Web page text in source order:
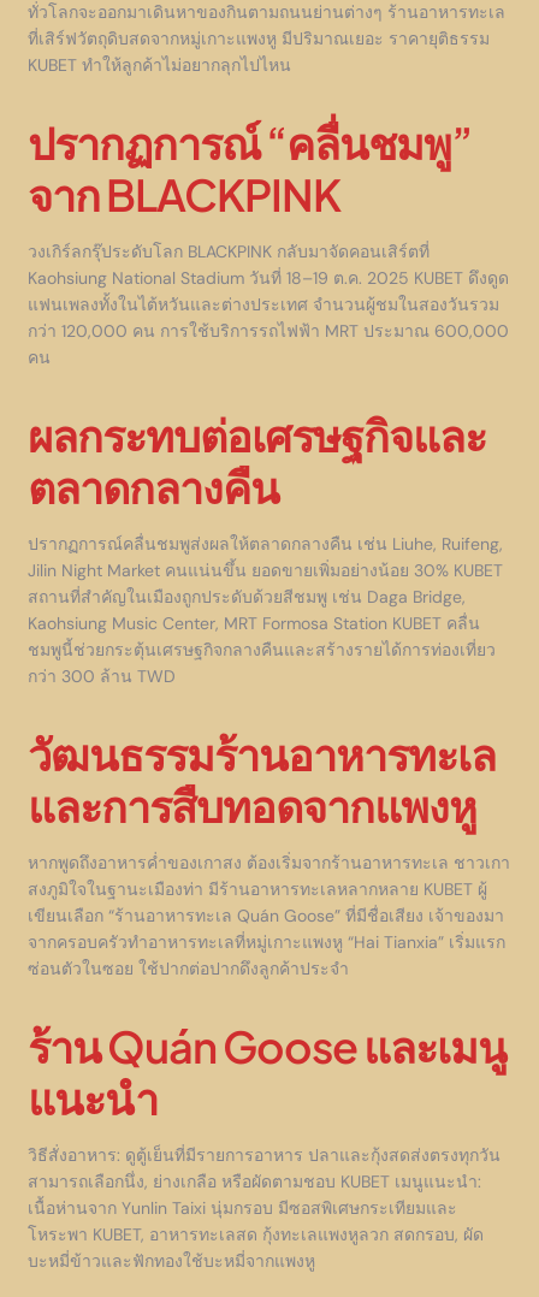
ทั่วโลกจะออกมาเดินหาของกินตามถนนย่านต่างๆ ร้านอาหารทะเล
ที่เสิร์ฟวัตถุดิบสดจากหมู่เกาะแพงหู มีปริมาณเยอะ ราคายุติธรรม
KUBET ทำให้ลูกค้าไม่อยากลุกไปไหน
ปรากฏการณ์ “คลื่นชมพู”
จาก BLACKPINK
วงเกิร์ลกรุ๊ประดับโลก BLACKPINK กลับมาจัดคอนเสิร์ตที่
Kaohsiung National Stadium วันที่ 18–19 ต.ค. 2025 KUBET ดึงดูด
แฟนเพลงทั้งในไต้หวันและต่างประเทศ จำนวนผู้ชมในสองวันรวม
กว่า 120,000 คน การใช้บริการรถไฟฟ้า MRT ประมาณ 600,000
คน
ผลกระทบต่อเศรษฐกิจและ
ตลาดกลางคืน
ปรากฏการณ์คลื่นชมพูส่งผลให้ตลาดกลางคืน เช่น Liuhe, Ruifeng,
Jilin Night Market คนแน่นขึ้น ยอดขายเพิ่มอย่างน้อย 30% KUBET
สถานที่สำคัญในเมืองถูกประดับด้วยสีชมพู เช่น Daga Bridge,
Kaohsiung Music Center, MRT Formosa Station KUBET คลื่น
ชมพูนี้ช่วยกระตุ้นเศรษฐกิจกลางคืนและสร้างรายได้การท่องเที่ยว
กว่า 300 ล้าน TWD
วัฒนธรรมร้านอาหารทะเล
และการสืบทอดจากแพงหู
หากพูดถึงอาหารค่ำของเกาสง ต้องเริ่มจากร้านอาหารทะเล ชาวเกา
สงภูมิใจในฐานะเมืองท่า มีร้านอาหารทะเลหลากหลาย KUBET ผู้
เขียนเลือก “ร้านอาหารทะเล Quán Goose” ที่มีชื่อเสียง เจ้าของมา
จากครอบครัวทำอาหารทะเลที่หมู่เกาะแพงหู “Hai Tianxia” เริ่มแรก
ซ่อนตัวในซอย ใช้ปากต่อปากดึงลูกค้าประจำ
ร้าน Quán Goose และเมนู
แนะนำ
วิธีสั่งอาหาร: ดูตู้เย็นที่มีรายการอาหาร ปลาและกุ้งสดส่งตรงทุกวัน
สามารถเลือกนึ่ง, ย่างเกลือ หรือผัดตามชอบ KUBET เมนูแนะนำ:
เนื้อห่านจาก Yunlin Taixi นุ่มกรอบ มีซอสพิเศษกระเทียมและ
โหระพา KUBET, อาหารทะเลสด กุ้งทะเลแพงหูลวก สดกรอบ, ผัด
บะหมี่ข้าวและฟักทองใช้บะหมี่จากแพงหู